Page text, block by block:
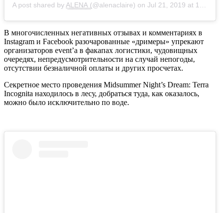
A post shared by A͟͟L͟͟E͟͟N͟͟A͟͟ (@alenaclaire) on Jul 21, 2019 at 10:08pm PDT
В многочисленных негативных отзывах и комментариях в
Instagram и Facebook разочарованные «дримеры» упрекают
организаторов event’а в факапах логистики, чудовищных
очередях, непредусмотрительности на случай непогоды,
отсутствии безналичной оплаты и других просчетах.
Секретное место проведения Midsummer Night’s Dream: Terra
Incognita находилось в лесу, добраться туда, как оказалось,
можно было исключительно по воде.